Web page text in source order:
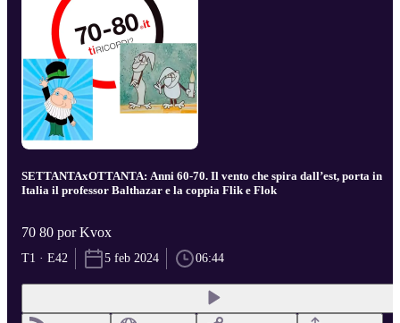
SETTANTAxOTTANTA: Anni 60-70. Il vento che spira dall’est, porta in
Italia il professor Balthazar e la coppia Flik e Flok
70 80 por Kvox
T1 · E42 5 feb 2024 06:44